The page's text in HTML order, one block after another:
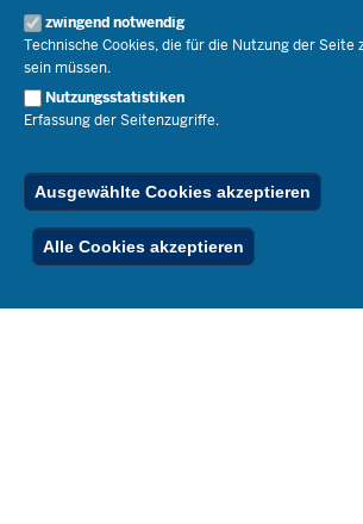
zwingend notwendig
Technische Cookies, die für die Nutzung der Seite
sein müssen.
Nutzungsstatistiken
Erfassung der Seitenzugriffe.
Ausgewählte Cookies akzeptieren
Alle Cookies akzeptieren
Open Government
Bibliothek
Veranstaltungen
Geschäftsbereich
Pressefotos
Social Media
Pressekontakt
Service
Schule(n) suchen
Kontakt
Der Weg zu uns
Publikationen
RSS-Feed
Ferienordnung
© 2026 Bildungsportal NRW
Below
Footer
Menu
Inhalt Impressum Datenschutz